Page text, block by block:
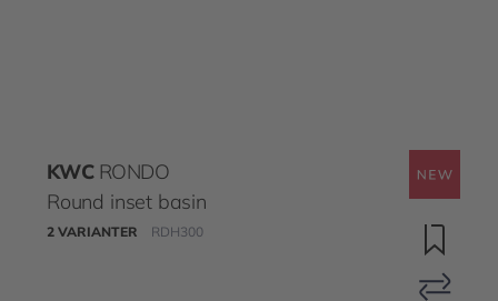
KWC RONDO
Round inset basin
2 VARIANTER RDH300